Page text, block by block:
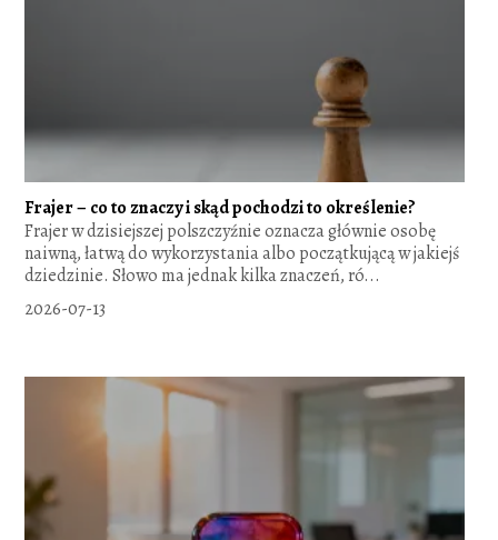
Frajer – co to znaczy i skąd pochodzi to określenie?
Frajer w dzisiejszej polszczyźnie oznacza głównie osobę
naiwną, łatwą do wykorzystania albo początkującą w jakiejś
dziedzinie. Słowo ma jednak kilka znaczeń, ró...
2026-07-13